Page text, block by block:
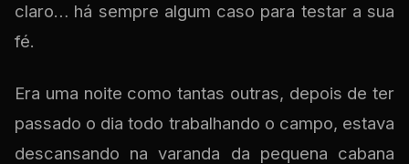
claro… há sempre algum caso para testar a sua
fé.
Era uma noite como tantas outras, depois de ter
passado o dia todo trabalhando o campo, estava
descansando na varanda da pequena cabana